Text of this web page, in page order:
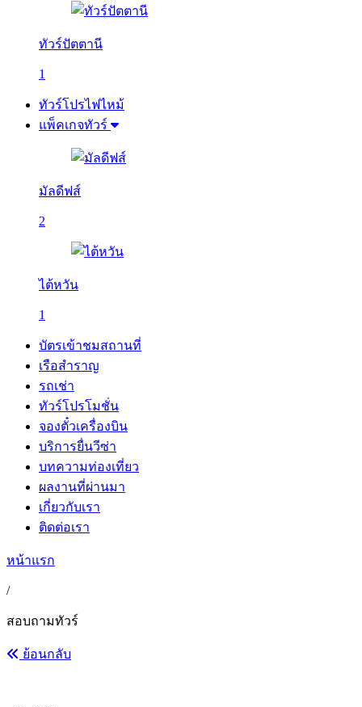
ทัวร์ปัตตานี
1
ทัวร์โปรไฟไหม้
แพ็คเกจทัวร์
มัลดีฟส์
2
ไต้หวัน
1
บัตรเข้าชมสถานที่
เรือสำราญ
รถเช่า
ทัวร์โปรโมชั่น
จองตั๋วเครื่องบิน
บริการยื่นวีซ่า
บทความท่องเที่ยว
ผลงานที่ผ่านมา
เกี่ยวกับเรา
ติดต่อเรา
หน้าแรก
/
สอบถามทัวร์
ย้อนกลับ